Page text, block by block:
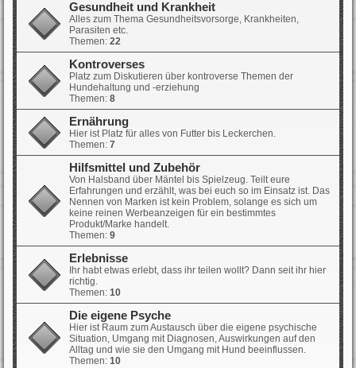
Gesundheit und Krankheit
Alles zum Thema Gesundheitsvorsorge, Krankheiten,
Parasiten etc.
Themen: 22
Kontroverses
Platz zum Diskutieren über kontroverse Themen der
Hundehaltung und -erziehung
Themen: 8
Ernährung
Hier ist Platz für alles von Futter bis Leckerchen.
Themen: 7
Hilfsmittel und Zubehör
Von Halsband über Mäntel bis Spielzeug. Teilt eure
Erfahrungen und erzählt, was bei euch so im Einsatz ist. Das
Nennen von Marken ist kein Problem, solange es sich um
keine reinen Werbeanzeigen für ein bestimmtes
Produkt/Marke handelt.
Themen: 9
Erlebnisse
Ihr habt etwas erlebt, dass ihr teilen wollt? Dann seit ihr hier
richtig.
Themen: 10
Die eigene Psyche
Hier ist Raum zum Austausch über die eigene psychische
Situation, Umgang mit Diagnosen, Auswirkungen auf den
Alltag und wie sie den Umgang mit Hund beeinflussen.
Themen: 10